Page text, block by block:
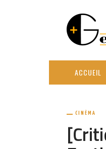
ACCUEIL
CINÉMA